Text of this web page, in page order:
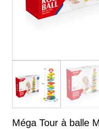
Méga Tour à balle